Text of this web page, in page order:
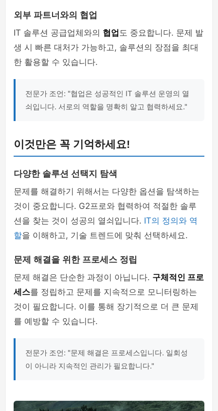
외부 파트너와의 협업
IT 솔루션 공급업체와의 협업 도 중요합니다. 문제 발
생 시 빠른 대처가 가능하고, 솔루션의 장점을 최대
한 활용할 수 있습니다.
전문가 조언: "협업은 성공적인 IT 솔루션 운영의 열
쇠입니다. 서로의 역할을 명확히 알고 협력하세요."
이것만은 꼭 기억하세요!
다양한 솔루션 선택지 탐색
문제를 해결하기 위해서는 다양한 옵션을 탐색하는
것이 중요합니다. G2프로와 협력하여 적절한 솔루
션을 찾는 것이 성공의 열쇠입니다. IT의 정의와 역
할을 이해하고, 기술 트렌드에 맞춰 선택하세요.
문제 해결을 위한 프로세스 정립
문제 해결은 단순한 과정이 아닙니다. 구체적인 프로
세스를 정립하고 문제를 지속적으로 모니터링하는
것이 필요합니다. 이를 통해 장기적으로 더 큰 문제
를 예방할 수 있습니다.
전문가 조언: "문제 해결은 프로세스입니다. 일회성
이 아니라 지속적인 관리가 필요합니다."